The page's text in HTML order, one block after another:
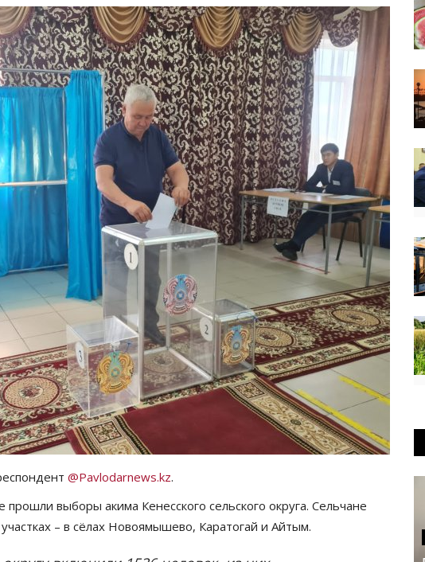
@Pavlodarnews.kz.
выборы акима Кенесского сельского округа. Сельчане
– в сёлах Новоямышево, Каратогай и Айтым.